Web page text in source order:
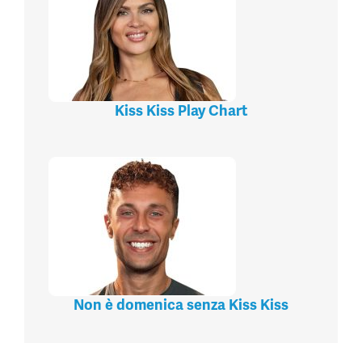
Kiss Kiss Play Chart
Non è domenica senza Kiss Kiss